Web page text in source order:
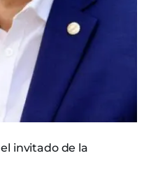
invitado de la